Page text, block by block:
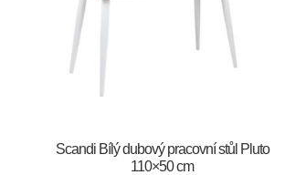
Scandi Bílý dubový pracovní stůl Pluto
110×50 cm